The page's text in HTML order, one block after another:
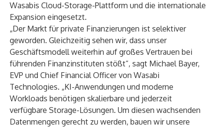
Wasabis Cloud-Storage-Plattform und die internationale
Expansion eingesetzt.
„Der Markt für private Finanzierungen ist selektiver
geworden. Gleichzeitig sehen wir, dass unser
Geschäftsmodell weiterhin auf großes Vertrauen bei
führenden Finanzinstituten stößt“, sagt Michael Bayer,
EVP und Chief Financial Officer von Wasabi
Technologies. „KI-Anwendungen und moderne
Workloads benötigen skalierbare und jederzeit
verfügbare Storage-Lösungen. Um diesen wachsenden
Datenmengen gerecht zu werden, bauen wir unsere